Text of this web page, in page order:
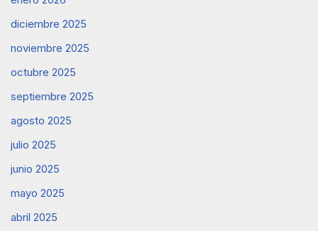
diciembre 2025
noviembre 2025
octubre 2025
septiembre 2025
agosto 2025
julio 2025
junio 2025
mayo 2025
abril 2025